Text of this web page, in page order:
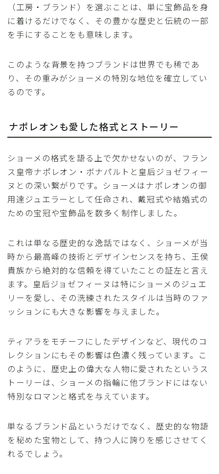
（工房・ブランド）を選ぶことは、単に宝飾品を身
に着けるだけでなく、その豊かな歴史と伝統の一部
を手にすることをも意味します。
このような背景を持つブランドは世界でも稀であ
り、その重みがショーメの特別な地位を確立してい
るのです。
ナポレオンも愛した格式とストーリー
ショーメの格式を語る上で欠かせないのが、フラン
ス皇帝ナポレオン・ボナパルトと皇后ジョゼフィー
ヌとの深い繋がりです。ショーメはナポレオンの御
用達ジュエラーとして任命され、戴冠式や結婚式の
ための宝冠や宝飾品を数多く制作しました。
これは単なる歴史的な逸話ではなく、ショーメが当
時から最高峰の技術とデザインセンスを持ち、王侯
貴族から絶対的な信頼を得ていたことの証左と言え
ます。皇后ジョゼフィーヌは特にショーメのジュエ
リーを愛し、その洗練されたスタイルは当時のファ
ッションにも大きな影響を与えました。
ティアラをモチーフにしたデザインなど、現代のコ
レクションにもその影響は色濃く残っています。こ
のように、歴史上の偉大な人物に愛されたというス
トーリーは、ショーメの指輪に他ブランドにはない
特別なロマンと格式を与えています。
単なるブランド品というだけでなく、歴史的な物語
を秘めた宝物として、持つ人に誇りを感じさせてく
れるでしょう。